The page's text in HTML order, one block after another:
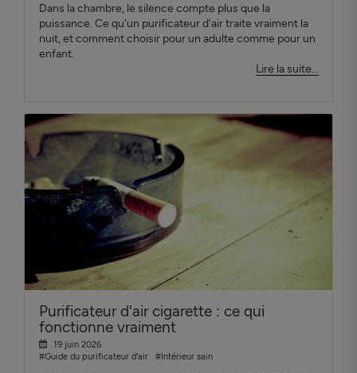
Dans la chambre, le silence compte plus que la
puissance. Ce qu'un purificateur d'air traite vraiment la
nuit, et comment choisir pour un adulte comme pour un
enfant.
Lire la suite...
Purificateur d'air cigarette : ce qui
fonctionne vraiment
19 juin 2026
#Guide du purificateur d'air
#Intérieur sain